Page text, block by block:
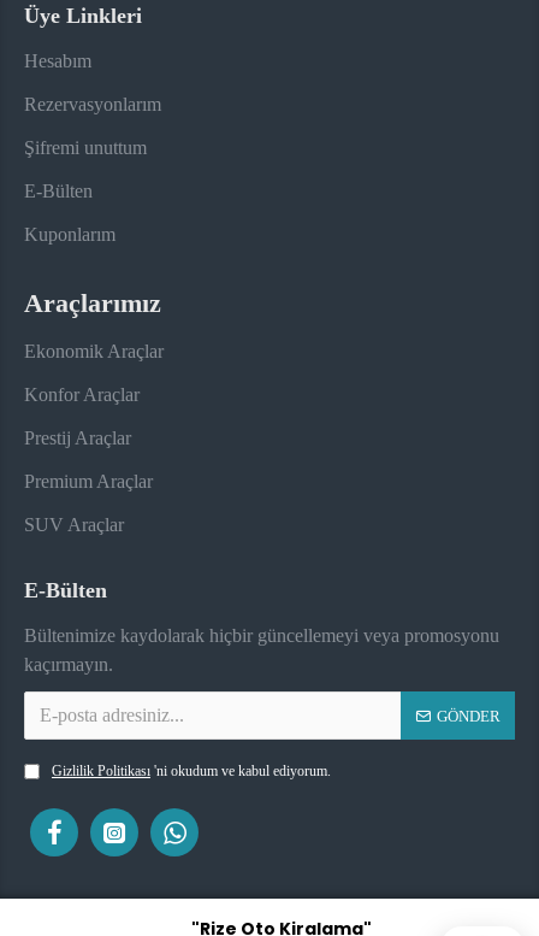
Üye Linkleri
Hesabım
Rezervasyonlarım
Şifremi unuttum
E-Bülten
Kuponlarım
Araçlarımız
Ekonomik Araçlar
Konfor Araçlar
Prestij Araçlar
Premium Araçlar
SUV Araçlar
E-Bülten
Bültenimize kaydolarak hiçbir güncellemeyi veya promosyonu
kaçırmayın.
GÖNDER
Gizlilik Politikası 'ni okudum ve kabul ediyorum.
"Rize Oto Kiralama"